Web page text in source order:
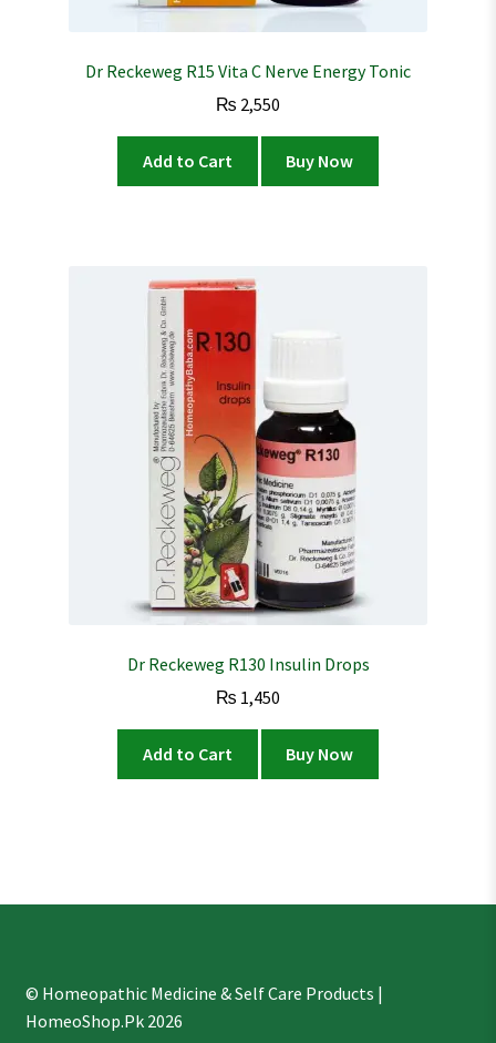
Dr Reckeweg R15 Vita C Nerve Energy Tonic
₨ 2,550
Add to Cart Buy Now
Dr Reckeweg R130 Insulin Drops
₨ 1,450
Add to Cart Buy Now
© Homeopathic Medicine & Self Care Products |
HomeoShop.Pk 2026